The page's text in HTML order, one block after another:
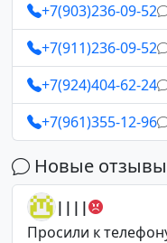
+7(903)236-09-52
+7(911)236-09-52
+7(924)404-62-24
+7(961)355-12-96
Новые отзывы
||||
Просили к